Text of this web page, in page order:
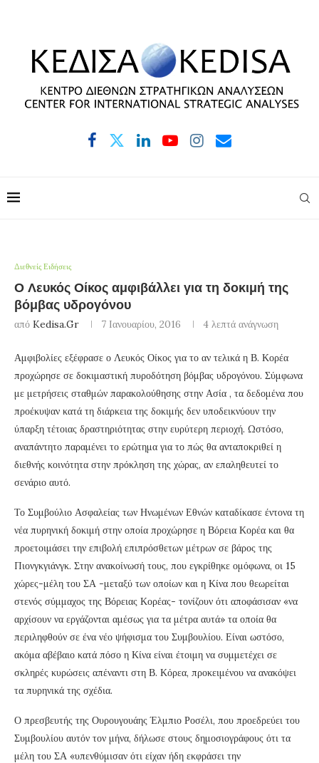
Διεθνείς Ειδήσεις
Ο Λευκός Οίκος αμφιβάλλει για τη δοκιμή της
βόμβας υδρογόνου
από Kedisa.gr 7 Ιανουαρίου, 2016 4 λεπτά ανάγνωση
Αμφιβολίες εξέφρασε ο Λευκός Οίκος για το αν τελικά η Β. Κορέα
προχώρησε σε δοκιμαστική πυροδότηση βόμβας υδρογόνου. Σύμφωνα
με μετρήσεις σταθμών παρακολούθησης στην Ασία , τα δεδομένα που
προέκυψαν κατά τη διάρκεια της δοκιμής δεν υποδεικνύουν την
ύπαρξη τέτοιας δραστηριότητας στην ευρύτερη περιοχή. Ωστόσο,
αναπάντητο παραμένει το ερώτημα για το πώς θα ανταποκριθεί η
διεθνής κοινότητα στην πρόκληση της χώρας, αν επαληθευτεί το
σενάριο αυτό.
Το Συμβούλιο Ασφαλείας των Ηνωμένων Εθνών καταδίκασε έντονα τη
νέα πυρηνική δοκιμή στην οποία προχώρησε η Βόρεια Κορέα και θα
προετοιμάσει την επιβολή επιπρόσθετων μέτρων σε βάρος της
Πιονγκγιάνγκ. Στην ανακοίνωσή τους, που εγκρίθηκε ομόφωνα, οι 15
χώρες-μέλη του ΣΑ -μεταξύ των οποίων και η Κίνα που θεωρείται
στενός σύμμαχος της Βόρειας Κορέας- τονίζουν ότι αποφάσισαν «να
αρχίσουν να εργάζονται αμέσως για τα μέτρα αυτά» τα οποία θα
περιληφθούν σε ένα νέο ψήφισμα του Συμβουλίου. Είναι ωστόσο,
ακόμα αβέβαιο κατά πόσο η Κίνα είναι έτοιμη να συμμετέχει σε
σκληρές κυρώσεις απέναντι στη Β. Κόρεα, προκειμένου να ανακόψει
τα πυρηνικά της σχέδια.
Ο πρεσβευτής της Ουρουγουάης Έλμπιο Ροσέλι, που προεδρεύει του
Συμβουλίου αυτόν τον μήνα, δήλωσε στους δημοσιογράφους ότι τα
μέλη του ΣΑ «υπενθύμισαν ότι είχαν ήδη εκφράσει την